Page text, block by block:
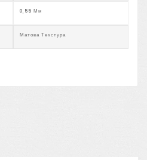
0,55 Мм
Матова Текстура